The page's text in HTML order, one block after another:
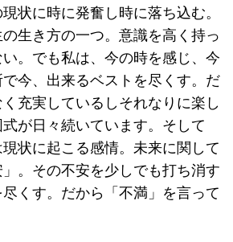
状に時に発奮し時に落ち込む。
生き方の一つ。意識を高く持っ
。でも私は、今の時を感じ、今
今、出来るベストを尽くす。だ
充実しているしそれなりに楽し
が日々続いています。そして
現状に起こる感情。未来に関して
。その不安を少しでも打ち消す
くす。だから「不満」を言って